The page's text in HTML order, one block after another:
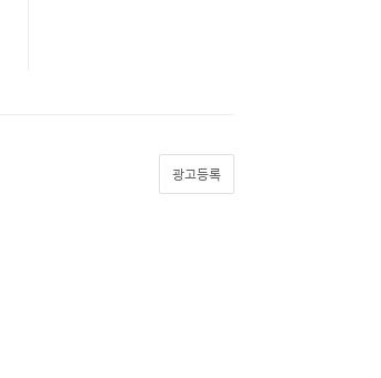
광고등록